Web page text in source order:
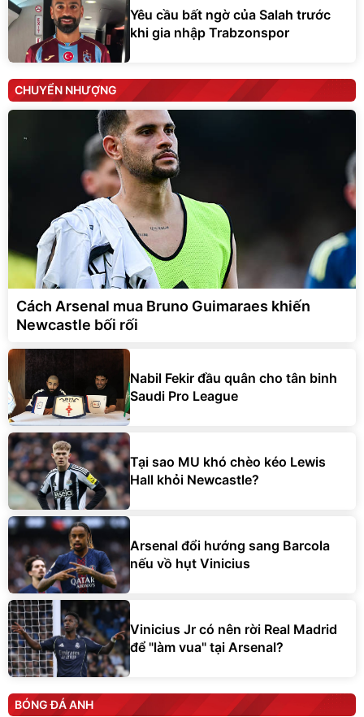
Yêu cầu bất ngờ của Salah trước
khi gia nhập Trabzonspor
CHUYỂN NHƯỢNG
Cách Arsenal mua Bruno Guimaraes khiến
Newcastle bối rối
Nabil Fekir đầu quân cho tân binh
Saudi Pro League
Tại sao MU khó chèo kéo Lewis
Hall khỏi Newcastle?
Arsenal đổi hướng sang Barcola
nếu vồ hụt Vinicius
Vinicius Jr có nên rời Real Madrid
để "làm vua" tại Arsenal?
BÓNG ĐÁ ANH